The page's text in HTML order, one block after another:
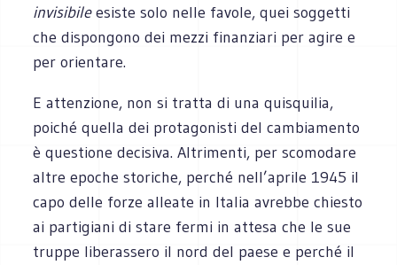
invisibileesiste solo nelle favole, quei soggetti
che dispongono dei mezzi finanziari per agire e
per orientare.
E attenzione, non si tratta di una quisquilia,
poiché quella dei protagonisti del cambiamento
è questione decisiva. Altrimenti, per scomodare
altre epoche storiche, perché nell’aprile 1945 il
capo delle forze alleate in Italia avrebbe chiesto
ai partigiani di stare fermi in attesa che le sue
truppe liberassero il nord del paese e perché il